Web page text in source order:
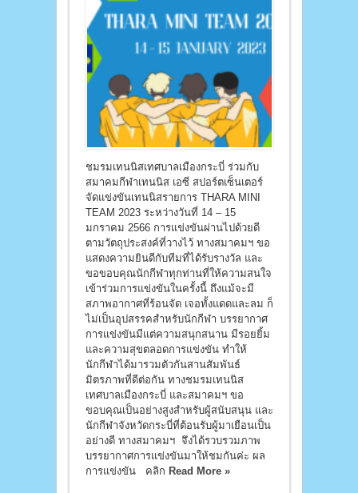
ชมรมเทนนิสเทศบาลเมืองกระบี่ ร่วมกับ
สมาคมกีฬาเทนนิส เอซี สปอร์ตเซ็นเตอร์
จัดแข่งขันเทนนิสรายการ THARA MINI
TEAM 2023 ระหว่างวันที่ 14 – 15
มกราคม 2566 การแข่งขันผ่านไปด้วยดี
ตามวัตถุประสงค์ที่วางไว้ ทางสมาคมฯ ขอ
แสดงความยินดีกับทีมที่ได้รับรางวัล และ
ขอขอบคุณนักกีฬาทุกท่านที่ให้ความสนใจ
เข้าร่วมการแข่งขันในครั้งนี้ ถึงแม้จะมี
สภาพอากาศที่ร้อนจัด เจอทั้งแดดและลม ก็
ไม่เป็นอุปสรรคสำหรับนักกีฬา บรรยากาศ
การแข่งขันมีแต่ความสนุกสนาน มีรอยยิ้ม
และความสุขตลอดการแข่งขัน ทำให้
นักกีฬาได้มารวมตัวกันสานสัมพันธ์
มิตรภาพที่ดีต่อกัน ทางชมรมเทนนิส
เทศบาลเมืองกระบี่ และสมาคมฯ ขอ
ขอบคุณเป็นอย่างสูงสำหรับผู้สนับสนุน และ
นักกีฬาจังหวัดกระบี่ที่ต้อนรับผู้มาเยือนเป็น
อย่างดี ทางสมาคมฯ จึงได้รวบรวมภาพ
บรรยากาศการแข่งขันมาให้ชมกันค่ะ ผล
การแข่งขัน คลิก Read More »